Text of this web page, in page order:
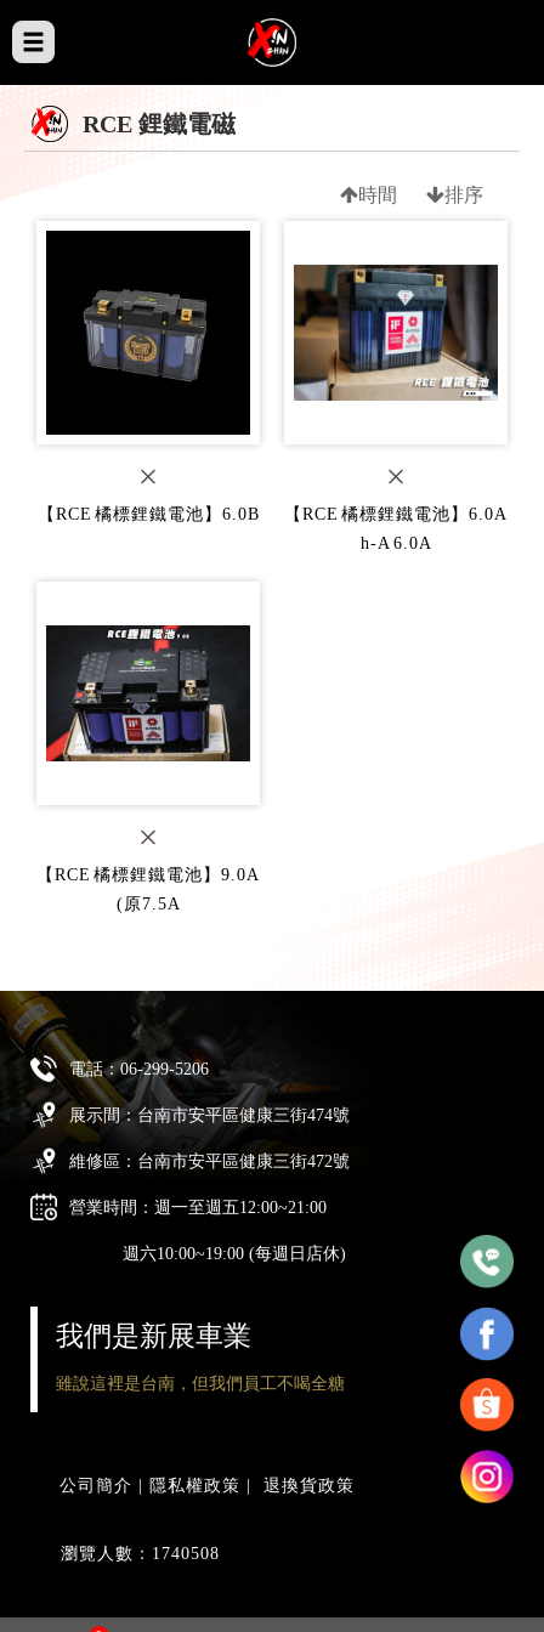
RCE 鋰鐵電磁
時間 排序
【RCE 橘標鋰鐵電池】6.0B
【RCE 橘標鋰鐵電池】6.0A
h-A 6.0A
【RCE 橘標鋰鐵電池】9.0A
(原7.5A
電話：06-299-5206
展示間：台南市安平區健康三街474號
維修區：台南市安平區健康三街472號
營業時間：週一至週五12:00~21:00
週六10:00~19:00 (每週日店休)
我們是新展車業
雖說這裡是台南，但我們員工不喝全糖
公司簡介 隱私權政策 退換貨政策
瀏覽人數：1740508